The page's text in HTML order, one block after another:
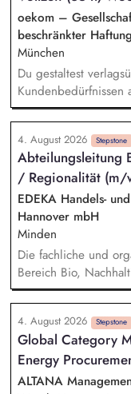
Du planst und
Unterverteilungen
Projektleitung &
der Definition bis
Qualität).
oekom –
beschränkter Haftung
München
Du gestaltest
bewegt sie? Wo
mit unseren
Marketingstrategien,
Du misst, was
Konsequenzen. Du
unsere
Natürlich Gärtnern:
Kooperationen – in
Anzeigenverkauf.
4. August 2026 Stepstone
Abteilungsleitung
/ Regionalität (m/
EDEKA Handels-
Hannover mbH
Minden
Die fachliche und
Bereich Bio,
Aufgabenbereich.
gestalten
strategische
Denken voran.
entwickeln Sie weiter
zukunftsfähiges
4. August 2026 Stepstone
Global Category
Energy
ALTANA